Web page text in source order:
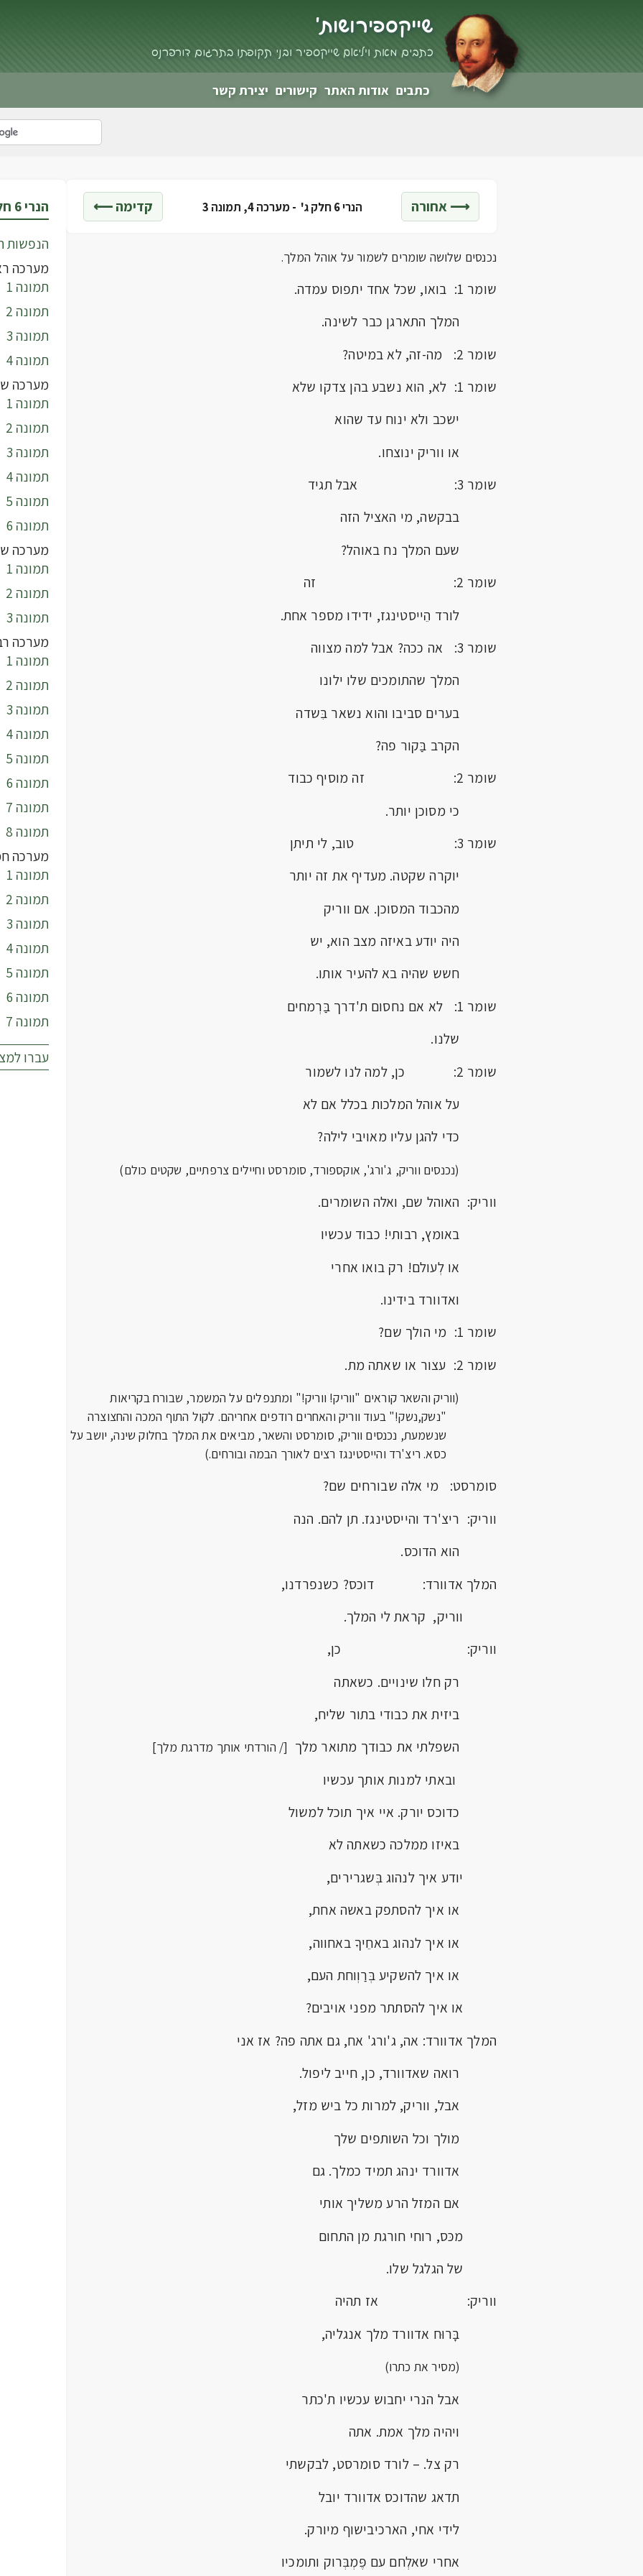
שייקספיר ושות'
כתבים מאת ויליאם שייקספיר ובני תקופתו בתרגום דורי פרנס
כתבים אודות האתר קישורים יצירת קשר
⟶ אחורה הנרי 6 חלק ג' - מערכה 4, תמונה 3 קדימה ⟵
נכנסים שלושה שומרים לשמור על אוהל המלך.
שומר 1: בואו, שכל אחד יתפוס עמדה.
המלך התארגן כבר לשינה.
שומר 2: מה-זה, לא במיטה?
שומר 1: לא, הוא נשבע בהן צדקו שלא
ישכב ולא ינוח עד שהוא
או ווריק ינוצחו.
שומר 3: אבל תגיד
בבקשה, מי האציל הזה
שעם המלך נח באוהל?
שומר 2: זה
לורד הֵייסטינגז, ידידו מספר אחת.
שומר 3: אה ככה? אבל למה מצווה
המלך שהתומכים שלו ילונו
בערים סביבו והוא נשאר בִּשדה
הקרב בַּקור פה?
שומר 2: זה מוסיף כבוד
כי מסוכן יותר.
שומר 3: טוב, לי תיתן
יוקרה שקטה. מעדיף את זה יותר
מהכבוד המסוכן. אם ווריק
היה יודע באיזה מצב הוא, יש
חשש שהיה בא להעיר אותו.
שומר 1: לא אם נחסום ת'דרך בַּרְמחים
שלנו.
שומר 2: כן, למה לנו לשמור
על אוהל המלכות בכלל אם לא
כדי להגן עליו מאויבי לילה?
(נכנסים ווריק, ג'ורג', אוקספורד, סומרסט וחיילים צרפתיים, שקטים כולם)
ווריק: האוהל שם, ואלה השומרים.
באומץ, רבותי! כבוד עכשיו
או לְעולם! רק בואו אחרי
ואדוורד בידינו.
שומר 1: מי הולך שם?
שומר 2: עצור או שאתה מת.
(ווריק והשאר קוראים "ווריק! ווריק!" ומתנפלים על המשמר, שבורח בקריאות
"נשק,נשק!" בעוד ווריק והאחרים רודפים אחריהם. לקול התוף המכה והחצוצרה
שנשמעת, נכנסים ווריק, סומרסט והשאר, מביאים את המלך בחלוק שינה, יושב על
כסא. ריצ'רד והייסטינגז רצים לאורך הבמה ובורחים.)
סומרסט: מי אלה שבורחים שם?
ווריק: ריצ'רד והייסטינגז. תן להם. הנה
הוא הדוכס.
המלך אדוורד: דוכס? כשנפרדנו,
ווריק, קראת לי המלך.
ווריק: כן,
רק חלו שינויים. כשאתה
ביזית את כבודי בתור שליח,
השפלתי את כבודך מתואר מלך [/ הורדתי אותך מדרגת מלך]
ובאתי למנות אותך עכשיו
כדוכס יורק. איי איך תוכל למשול
באיזו ממלכה כשאתה לא
יודע איך לנהוג בְּשגרירים,
או איך להסתפק באשה אחת,
או איך לנהוג באחֵיךָ באחווה,
או איך להשקיע בְּרַוְוחת העם,
או איך להסתתר מפני אויבים?
המלך אדוורד: אה, ג'ורג' אח, גם אתה פה? אז אני
רואה שאדוורד, כן, חייב ליפול.
אבל, ווריק, למרות כל ביש מזל,
מולך וכל השותפים שלך
אדוורד ינהג תמיד כמלך. גם
אם המזל הרע משליך אותי
מכּס, רוחי חורגת מן התחום
של הגלגל שלו.
ווריק: אז תהיה
בָּרוּח אדוורד מלך אנגליה,
(מסיר את כתרו)
אבל הנרי יחבוש עכשיו ת'כתר
ויהיה מלך אמת. אתה
רק צל. – לורד סומרסט, לבקשתי
תדאג שהדוכס אדוורד יובל
לידי אחי, הארכיבישוף מיורק.
אחרי שאלְחם עם פֶּמְבְּרוק ותומכיו
הנרי 6 חלק ג'
הנפשות
מערכה
תמונה 1
תמונה 2
תמונה 3
תמונה 4
מערכה
תמונה 1
תמונה 2
תמונה 3
תמונה 4
תמונה 5
תמונה 6
מערכה
תמונה 1
תמונה 2
תמונה 3
מערכה
תמונה 1
תמונה 2
תמונה 3
תמונה 4
תמונה 5
תמונה 6
תמונה 7
תמונה 8
מערכה
תמונה 1
תמונה 2
תמונה 3
תמונה 4
תמונה 5
תמונה 6
תמונה 7
עברו